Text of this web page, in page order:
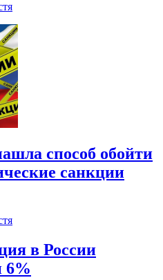
способ обойти
санкции
в России
6%